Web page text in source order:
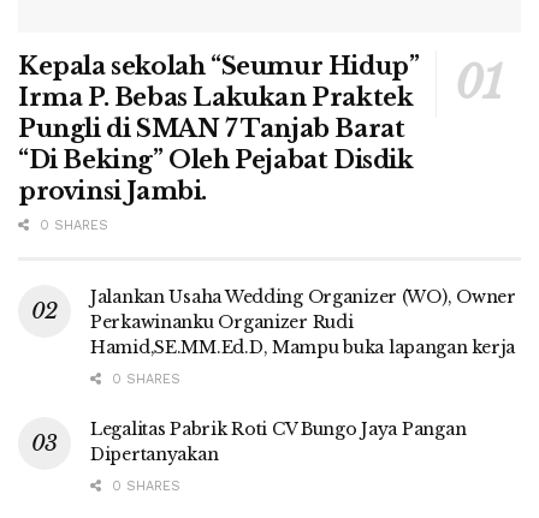
Kepala sekolah “Seumur Hidup”
Irma P. Bebas Lakukan Praktek
Pungli di SMAN 7 Tanjab Barat
“Di Beking” Oleh Pejabat Disdik
provinsi Jambi.
0 SHARES
Jalankan Usaha Wedding Organizer (WO), Owner
Perkawinanku Organizer Rudi
Hamid,SE.MM.Ed.D, Mampu buka lapangan kerja
0 SHARES
Legalitas Pabrik Roti CV Bungo Jaya Pangan
Dipertanyakan
0 SHARES